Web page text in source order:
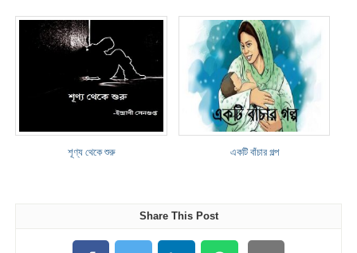
শূণ্য থেকে শুরু একটি বাঁচার গল্প
Share This Post